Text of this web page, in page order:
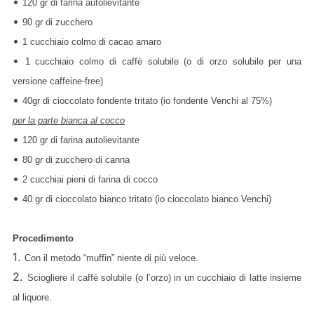
120 gr di farina autolievitante
• 90 gr di zucchero
• 1 cucchiaio colmo di cacao amaro
•
1 cucchiaio colmo di caffè solubile (o di orzo solubile per una
versione caffeine-free)
• 40gr di cioccolato fondente tritato (io fondente Venchi al 75%)
per la parte bianca al cocco
• 120 gr di farina autolievitante
• 80 gr di zucchero di canna
• 2 cucchiai pieni di farina di cocco
• 40 gr di cioccolato bianco tritato (io cioccolato bianco Venchi)
Procedimento
1. Con il metodo “muffin” niente di più veloce.
2. Sciogliere il caffè solubile (o l’orzo) in un cucchiaio di latte insieme
al liquore.